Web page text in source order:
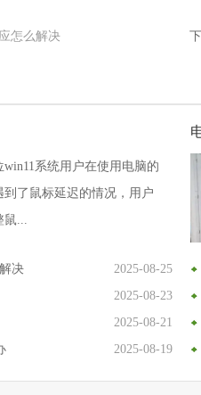
怎么解决
win11系统用户在使用电脑的
到了鼠标延迟的情况，用户
鼠...
决
2025-08-25
2025-08-23
2025-08-21
2025-08-19